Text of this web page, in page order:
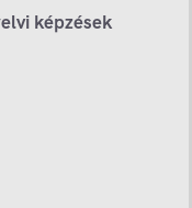
képzések